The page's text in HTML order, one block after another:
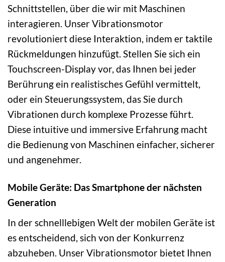
Schnittstellen, über die wir mit Maschinen
interagieren. Unser Vibrationsmotor
revolutioniert diese Interaktion, indem er taktile
Rückmeldungen hinzufügt. Stellen Sie sich ein
Touchscreen-Display vor, das Ihnen bei jeder
Berührung ein realistisches Gefühl vermittelt,
oder ein Steuerungssystem, das Sie durch
Vibrationen durch komplexe Prozesse führt.
Diese intuitive und immersive Erfahrung macht
die Bedienung von Maschinen einfacher, sicherer
und angenehmer.
Mobile Geräte: Das Smartphone der nächsten
Generation
In der schnelllebigen Welt der mobilen Geräte ist
es entscheidend, sich von der Konkurrenz
abzuheben. Unser Vibrationsmotor bietet Ihnen